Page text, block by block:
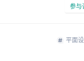
参与
平面